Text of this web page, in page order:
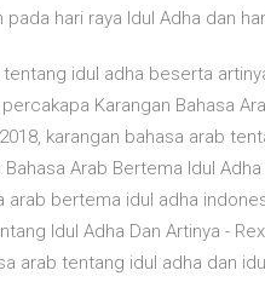
hari raya Idul Adha dan
idul adha beserta
Karangan Bahasa
karangan bahasa arab
Bahasa Arab Bertema Idul
arab bertema idul adha
Idul Adha Dan Artinya -
arab tentang idul adha dan